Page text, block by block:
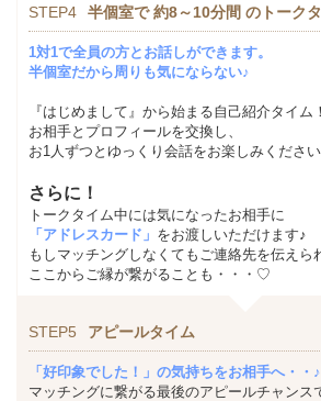
STEP4 半個室で 約8～10分間 のトーク
1対1で全員の方とお話しができます。
半個室だから周りも気にならない♪
『はじめまして』から始まる自己紹介タイム！
お相手とプロフィールを交換し、
お1人ずつとゆっくり会話をお楽しみください
さらに！
トークタイム中には気になったお相手に
「アドレスカード」 をお渡しいただけます♪
もしマッチングしなくてもご連絡先を伝えら
ここからご縁が繋がることも・・・♡
STEP5 アピールタイム
「好印象でした！」の気持ちをお相手へ・・♪
マッチングに繋がる最後のアピールチャンス